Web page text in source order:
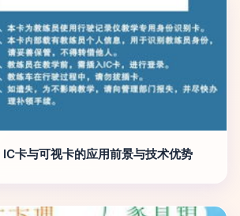
卡与可视卡的应用前景与技术优势